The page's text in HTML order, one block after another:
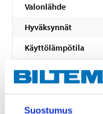
Suostumus
Valonlähde
Hyväksynnät
Käyttölämpötila
Kaapelin pituus